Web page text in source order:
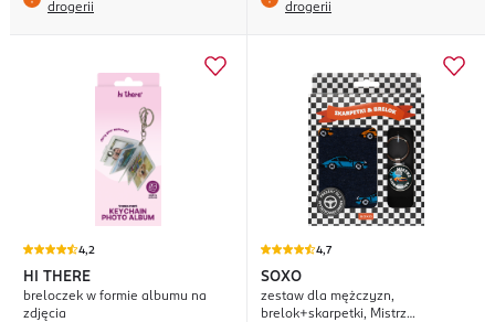
drogerii
drogerii
4,2
HI THERE
breloczek w formie albumu na
zdjęcia
4,7
SOXO
zestaw dla mężczyzn,
brelok+skarpetki, Mistrz